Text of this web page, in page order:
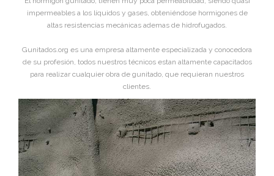
impermeables a los líquidos y gases, obteniéndose hormigones de
altas resistencias mecánicas ademas de hidrofugados.
Gunitados.org es una empresa altamente especializada y conocedora
de su profesión, todos nuestros técnicos estan altamente capacitados
para realizar cualquier obra de gunitado, que requieran nuestros
clientes.